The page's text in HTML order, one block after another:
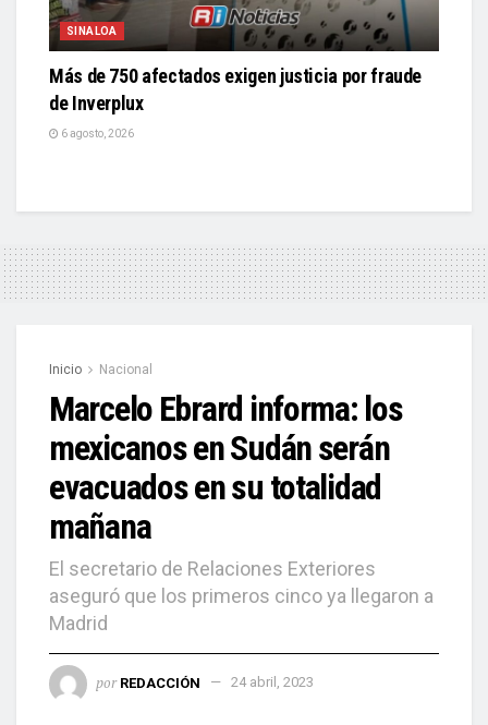
SINALOA
Más de 750 afectados exigen justicia por fraude
de Inverplux
6 agosto, 2026
Inicio Nacional
Marcelo Ebrard informa: los
mexicanos en Sudán serán
evacuados en su totalidad
mañana
El secretario de Relaciones Exteriores
aseguró que los primeros cinco ya llegaron a
Madrid
por REDACCIÓN 24 abril, 2023